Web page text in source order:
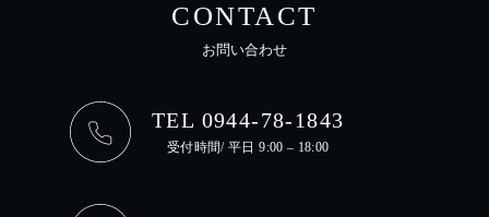
CONTACT
お問い合わせ
TEL 0944-78-1843
受付時間/ 平日 9:00 – 18:00